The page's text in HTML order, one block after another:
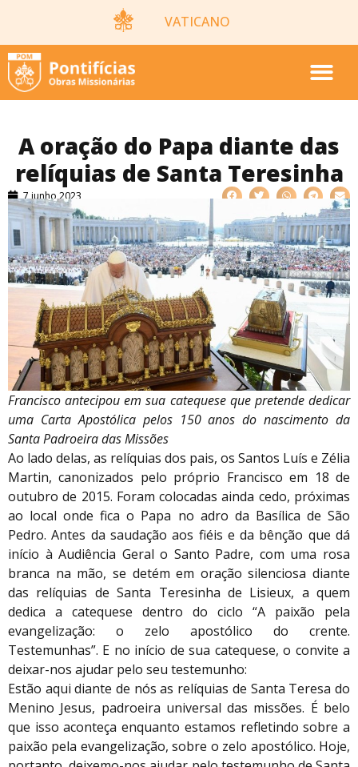
VATICANO
A oração do Papa diante das
relíquias de Santa Teresinha
7 junho 2023
Francisco antecipou em sua catequese que pretende dedicar
uma Carta Apostólica pelos 150 anos do nascimento da
Santa Padroeira das Missões
Ao lado delas, as relíquias dos pais, os Santos Luís e Zélia
Martin, canonizados pelo próprio Francisco em 18 de
outubro de 2015. Foram colocadas ainda cedo, próximas
ao local onde fica o Papa no adro da Basílica de São
Pedro. Antes da saudação aos fiéis e da bênção que dá
início à Audiência Geral o Santo Padre, com uma rosa
branca na mão, se detém em oração silenciosa diante
das relíquias de Santa Teresinha de Lisieux, a quem
dedica a catequese dentro do ciclo “A paixão pela
evangelização: o zelo apostólico do crente.
Testemunhas”. E no início de sua catequese, o convite a
deixar-nos ajudar pelo seu testemunho:
Estão aqui diante de nós as relíquias de Santa Teresa do
Menino Jesus, padroeira universal das missões. É belo
que isso aconteça enquanto estamos refletindo sobre a
paixão pela evangelização, sobre o zelo apostólico. Hoje,